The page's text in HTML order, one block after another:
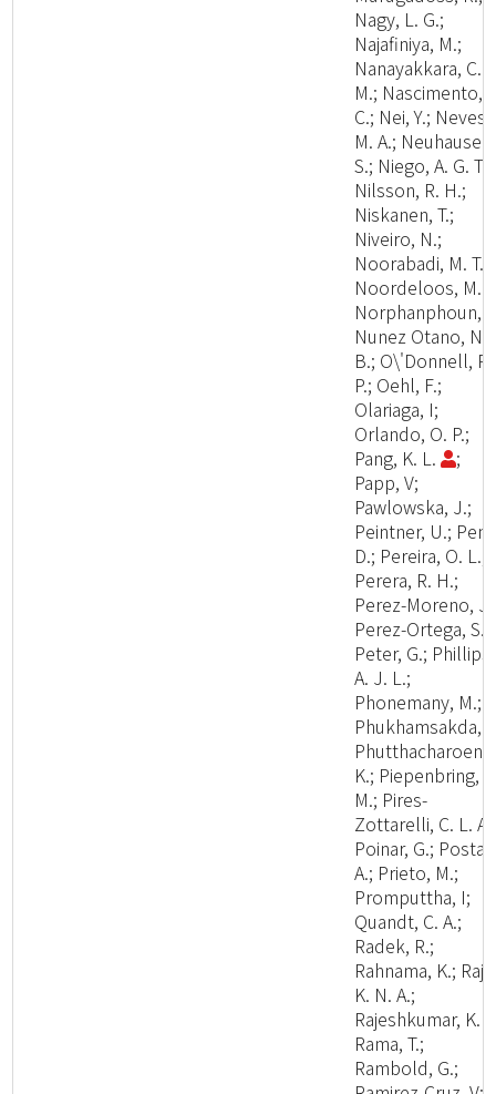
Nagy, L. G.;
Najafiniya, M.;
Nanayakkara, C.
M.; Nascimento,
C.; Nei, Y.; Neves,
M. A.; Neuhauser,
S.; Niego, A. G. T.;
Nilsson, R. H.;
Niskanen, T.;
Niveiro, N.;
Noorabadi, M. T.;
Noordeloos, M.
Norphanphoun,
Nunez Otano, N.
B.; O\'Donnell, R.
P.; Oehl, F.;
Olariaga, I;
Orlando, O. P.;
Pang, K. L.
;
Papp, V;
Pawlowska, J.;
Peintner, U.;
D.; Pereira, O. L.;
Perera, R. H.;
Perez-Moreno,
Perez-Ortega, S.;
Peter, G.; Phillips,
A. J. L.;
Phonemany, M.;
Phukhamsakda,
Phutthacharoen,
K.; Piepenbring,
M.; Pires-
Zottarelli, C. L. A.;
Poinar, G.; Posta,
A.; Prieto, M.;
Promputtha, I;
Quandt, C. A.;
Radek, R.;
Rahnama, K.; Raj,
K. N. A.;
Rajeshkumar, K.
Rama, T.;
Rambold, G.;